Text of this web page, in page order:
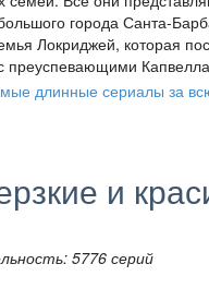
города Санта-
Локриджей, которая
с преуспевающими
и
5776 серий